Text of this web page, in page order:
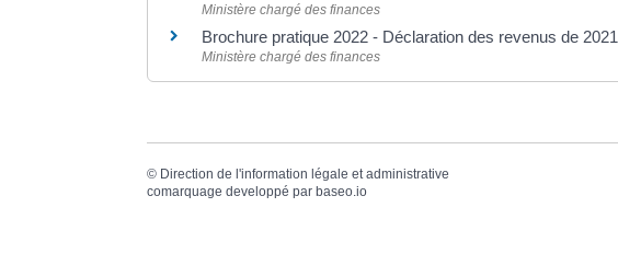
Ministère chargé des finances
Brochure pratique 2022 - Déclaration des revenus de 2021
Ministère chargé des finances
© Direction de l'information légale et administrative
comarquage developpé par baseo.io